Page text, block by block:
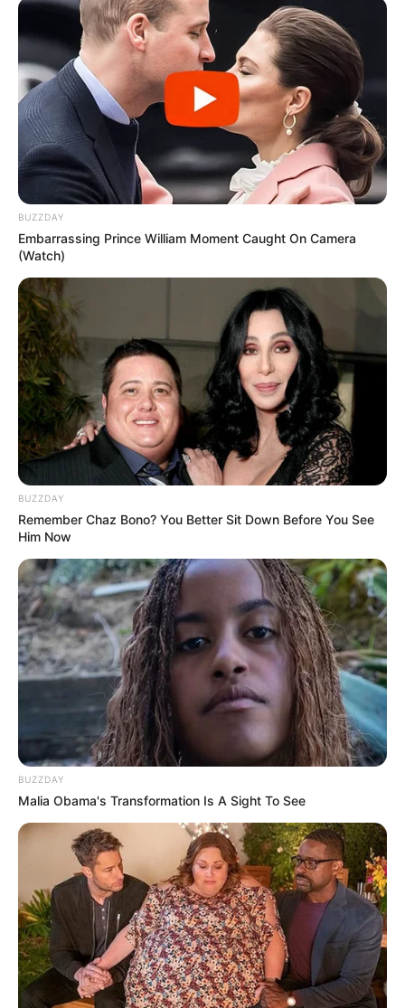
BUZZDAY
Embarrassing Prince William Moment Caught On Camera
(Watch)
BUZZDAY
Remember Chaz Bono? You Better Sit Down Before You See
Him Now
BUZZDAY
Malia Obama's Transformation Is A Sight To See